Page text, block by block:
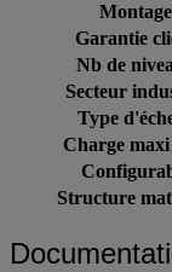
Montage
Garantie
Nb de
Secteur
Type
Charge
Structure